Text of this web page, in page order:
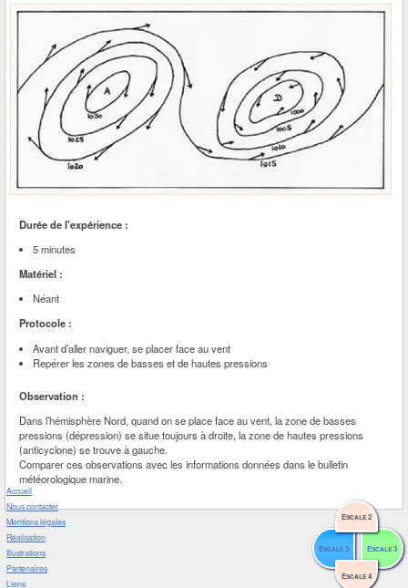
Accueil
Nous contacter
Mentions légales
Réalisation
Illustrations
Partenaires
Liens
Durée de l'expérience :
5 minutes
Matériel :
Néant
Protocole :
Avant d’aller naviguer, se placer face au vent
Repérer les zones de basses et de hautes pressions
Observation :
Dans l’hémisphère Nord, quand on se place face au vent, la zone de basses
pressions (dépression) se situe toujours à droite, la zone de hautes pressions
(anticyclone) se trouve à gauche.
Comparer ces observations avec les informations données dans le bulletin
météorologique marine.
Escale 3
Escale 3
Escale 4
Escale 2